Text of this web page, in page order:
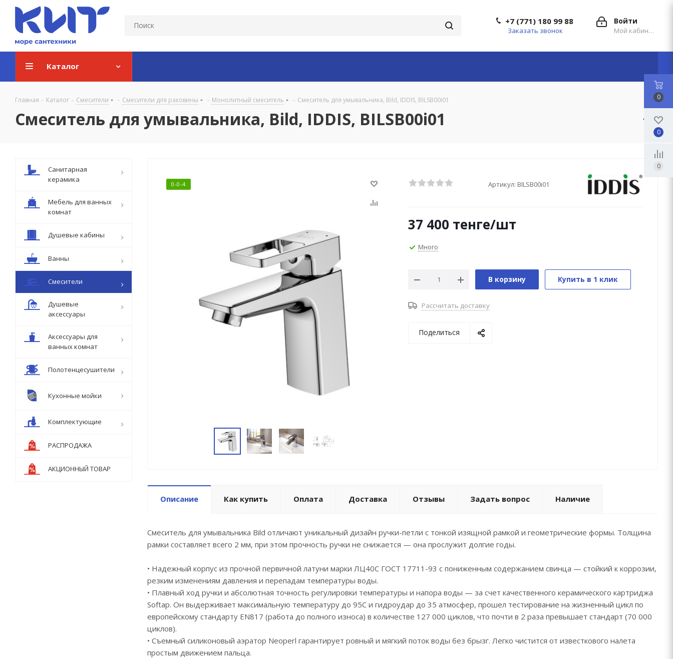
Войти
Мой кабинет
+7 (771) 180 99 88
Заказать звонок
Каталог
Главная - Каталог - Смесители - Смесители для раковины - Монолитный смеситель - Смеситель для умывальника, Bild, IDDIS, BILSB00i01
Смеситель для умывальника, Bild, IDDIS, BILSB00i01
0-0-4 Артикул: BILSB00i01
37 400 тенге/шт
Много
В корзину Купить в 1 клик
Рассчитать доставку
Поделиться
Описание Как купить Оплата Доставка Отзывы Задать вопрос Наличие
Смеситель для умывальника Bild отличают уникальный дизайн ручки-петли с тонкой изящной рамкой и геометрические формы. Толщина
рамки составляет всего 2 мм, при этом прочность ручки не снижается — она прослужит долгие годы.
• Надежный корпус из прочной первичной латуни марки ЛЦ40С ГОСТ 17711-93 с пониженным содержанием свинца — стойкий к коррозии,
резким изменениям давления и перепадам температуры воды.
• Плавный ход ручки и абсолютная точность регулировки температуры и напора воды — за счет качественного керамического картриджа
Softap. Он выдерживает максимальную температуру до 95С и гидроудар до 35 атмосфер, прошел тестирование на жизненный цикл по
европейскому стандарту EN817 (работа до полного износа) в количестве 127 000 циклов, что почти в 2 раза превышает стандарт (70 000
циклов).
• Съемный силиконовый аэратор Neoperl гарантирует ровный и мягкий поток воды без брызг. Легко чистится от известкового налета
простым движением пальца.
Санитарная
керамика
Мебель для ванных
комнат
Душевые кабины
Ванны
Смесители
Душевые
аксессуары
Аксессуары для
ванных комнат
Полотенцесушители
Кухонные мойки
Комплектующие
РАСПРОДАЖА
АКЦИОННЫЙ ТОВАР
0
0
0